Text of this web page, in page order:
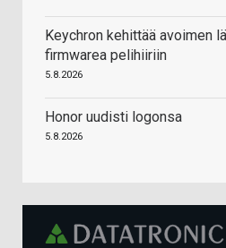
Keychron kehittää avoimen
firmwarea pelihiiriin
5.8.2026
Honor uudisti logonsa
5.8.2026